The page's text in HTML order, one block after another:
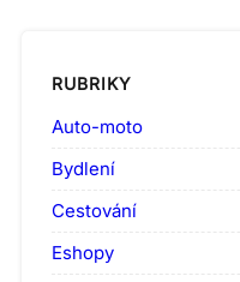
RUBRIKY
Auto-moto
Bydlení
Cestování
Eshopy